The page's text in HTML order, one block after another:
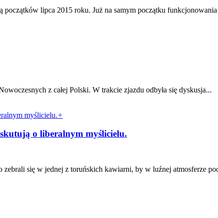
lipca 2015 roku. Już na samym początku funkcjonowania
z całej Polski. W trakcie zjazdu odbyła się dyskusja...
+
o liberalnym myślicielu.
się w jednej z toruńskich kawiarni, by w luźnej atmosferze